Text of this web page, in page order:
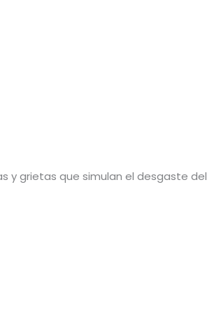
y grietas que simulan el desgaste del